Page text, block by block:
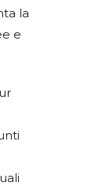
la
e